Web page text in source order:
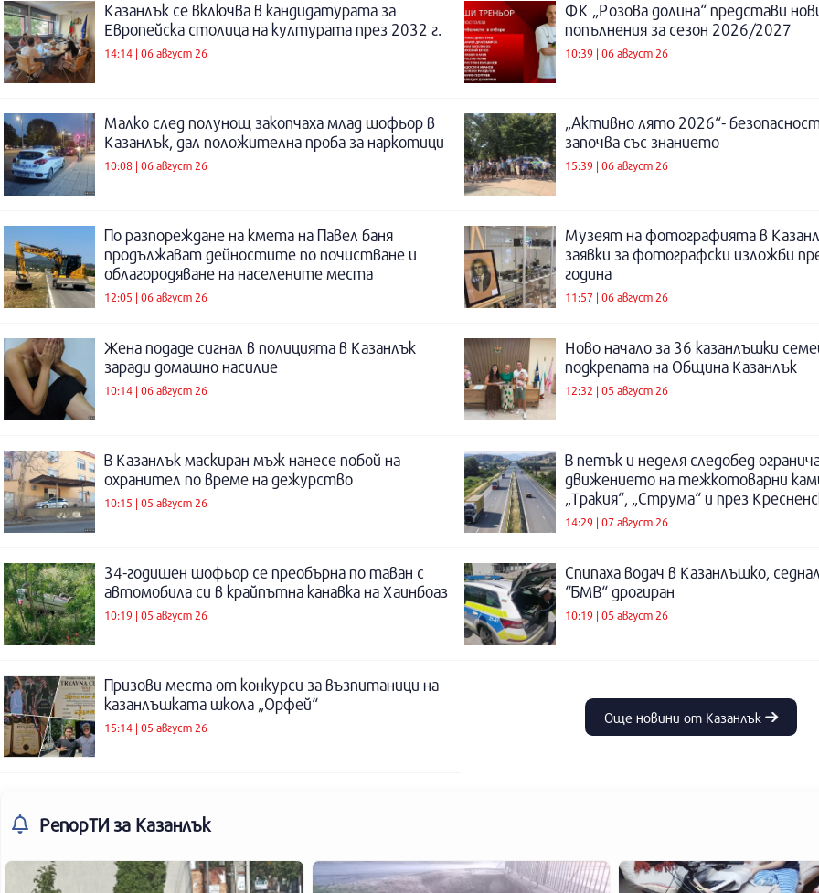
Казанлък се включва в кандидатурата за
Европейска столица на културата през 2032 г.
14:14 | 06 август 26
ФК „Розова долина“ представи
попълнения за сезон 2026/2027
10:39 | 06 август 26
Малко след полунощ закопчаха млад шофьор в
Казанлък, дал положителна проба за наркотици
10:08 | 06 август 26
„Активно лято 2026“-
започва със знанието
15:39 | 06 август 26
По разпореждане на кмета на Павел баня
продължават дейностите по почистване и
облагородяване на населените места
12:05 | 06 август 26
Музеят на фотографията в
заявки за фотографски изложби
година
11:57 | 06 август 26
Жена подаде сигнал в полицията в Казанлък
заради домашно насилие
10:14 | 06 август 26
Ново начало за 36 казанлъшки
подкрепата на Община Казанлък
12:32 | 05 август 26
В Казанлък маскиран мъж нанесе побой на
охранител по време на дежурство
10:15 | 05 август 26
В петък и неделя следобед
движението на тежкотоварни
„Тракия“, „Струма“ и през
14:29 | 07 август 26
34-годишен шофьор се преобърна по таван с
автомобила си в крайпътна канавка на Хаинбоаз
10:19 | 05 август 26
Спипаха водач в Казанлъшко,
“БМВ“ дрогиран
10:19 | 05 август 26
Призови места от конкурси за възпитаници на
казанлъшката школа „Орфей“
15:14 | 05 август 26
Още новини от Казанлък
РепорТИ за Казанлък